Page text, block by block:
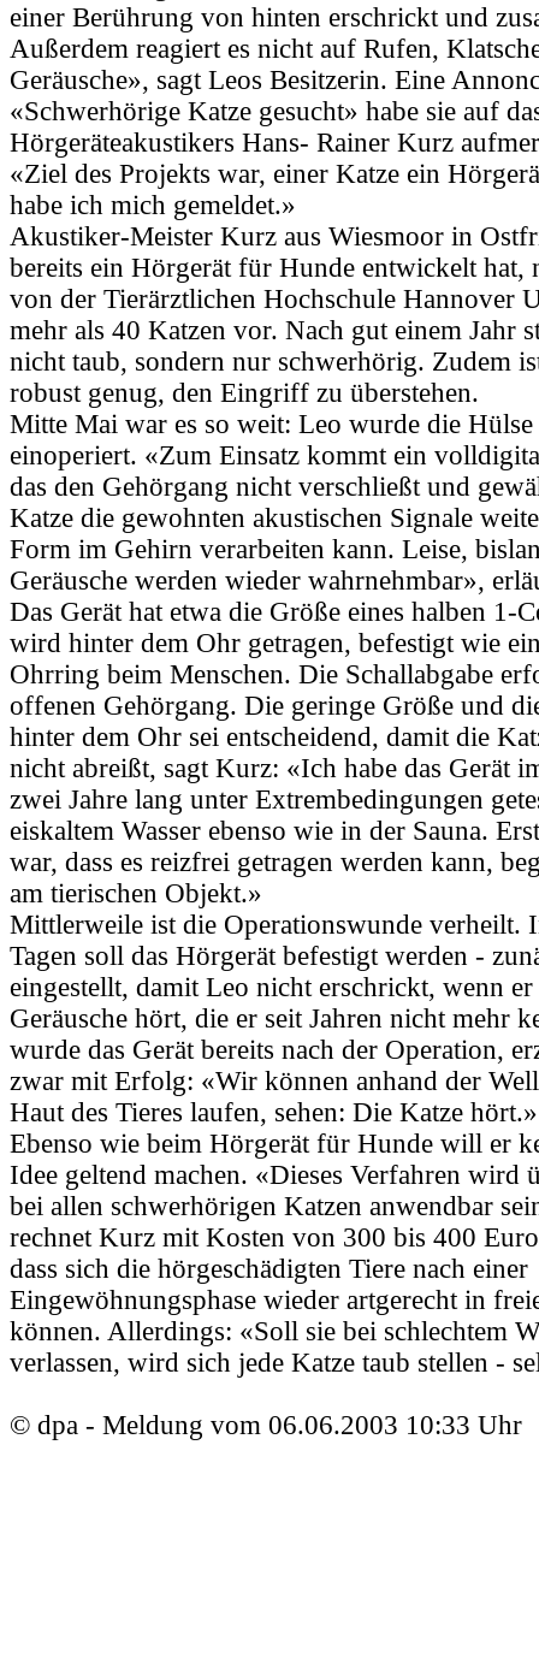
einer Berührung von hinten erschrickt und
Außerdem reagiert es nicht auf Rufen,
Geräusche», sagt Leos Besitzerin. Eine
«Schwerhörige Katze gesucht» habe sie auf
Hörgeräteakustikers Hans- Rainer Kurz
«Ziel des Projekts war, einer Katze ein
habe ich mich gemeldet.»
Akustiker-Meister Kurz aus Wiesmoor in
bereits ein Hörgerät für Hunde entwickelt hat,
von der Tierärztlichen Hochschule Hannover
mehr als 40 Katzen vor. Nach gut einem Jahr
nicht taub, sondern nur schwerhörig. Zudem
robust genug, den Eingriff zu überstehen.
Mitte Mai war es so weit: Leo wurde die
einoperiert. «Zum Einsatz kommt ein
das den Gehörgang nicht verschließt und
Katze die gewohnten akustischen Signale
Form im Gehirn verarbeiten kann. Leise,
Geräusche werden wieder wahrnehmbar»,
Das Gerät hat etwa die Größe eines halben 1-
wird hinter dem Ohr getragen, befestigt wie
Ohrring beim Menschen. Die Schallabgabe
offenen Gehörgang. Die geringe Größe und
hinter dem Ohr sei entscheidend, damit die
nicht abreißt, sagt Kurz: «Ich habe das Gerät
zwei Jahre lang unter Extrembedingungen
eiskaltem Wasser ebenso wie in der Sauna.
war, dass es reizfrei getragen werden kann,
am tierischen Objekt.»
Mittlerweile ist die Operationswunde verheilt.
Tagen soll das Hörgerät befestigt werden -
eingestellt, damit Leo nicht erschrickt, wenn
Geräusche hört, die er seit Jahren nicht mehr
wurde das Gerät bereits nach der Operation,
zwar mit Erfolg: «Wir können anhand der
Haut des Tieres laufen, sehen: Die Katze hört.»
Ebenso wie beim Hörgerät für Hunde will er
Idee geltend machen. «Dieses Verfahren wird
bei allen schwerhörigen Katzen anwendbar
rechnet Kurz mit Kosten von 300 bis 400
dass sich die hörgeschädigten Tiere nach einer
Eingewöhnungsphase wieder artgerecht in
können. Allerdings: «Soll sie bei schlechtem
verlassen, wird sich jede Katze taub stellen -
© dpa - Meldung vom 06.06.2003 10:33 Uhr